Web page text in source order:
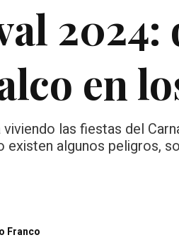
2024:
en
viviendo las fiestas del
existen algunos peligros,
Franco